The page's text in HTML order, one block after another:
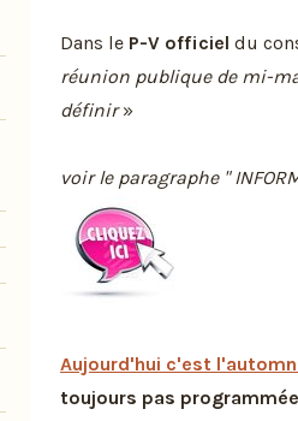
Dans le P-V officiel du
réunion publique de mi-
définir»
voir le paragraphe "
Aujourd'hui c'est
toujours pas programmée